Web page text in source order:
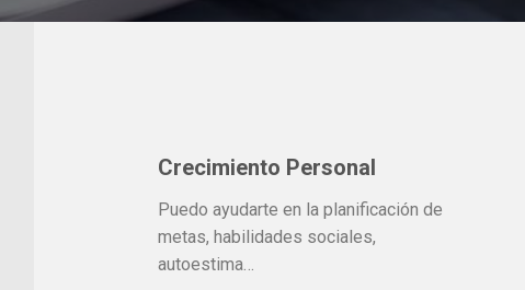
Crecimiento Personal
Puedo ayudarte en la planificación de
metas, habilidades sociales,
autoestima…